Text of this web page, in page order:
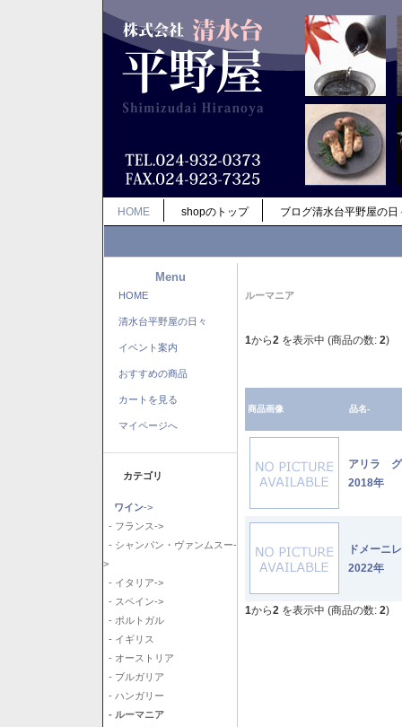
HOME shopのトップ ブログ清水台平野屋の日
Menu
HOME
清水台平野屋の日々
イベント案内
おすすめの商品
カートを見る
マイページへ
カテゴリ
ワイン->
- フランス->
- シャンパン・ヴァンムスー-
>
- イタリア->
- スペイン->
- ポルトガル
- イギリス
- オーストリア
- ブルガリア
- ハンガリー
- ルーマニア
ルーマニア
1から2 を表示中 (商品の数: 2)
商品画像 品名-
アリラ
2018年
ドメー
2022年
1から2 を表示中 (商品の数: 2)